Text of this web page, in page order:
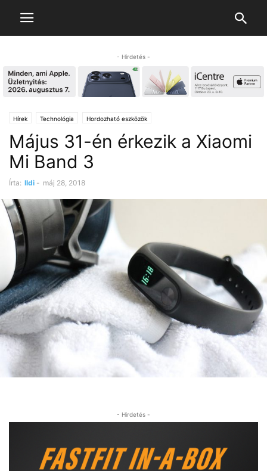
- Hirdetés -
Hírek Technológia Hordozható eszközök
Május 31-én érkezik a Xiaomi
Mi Band 3
Írta: Ildi - máj 28, 2018
- Hirdetés -